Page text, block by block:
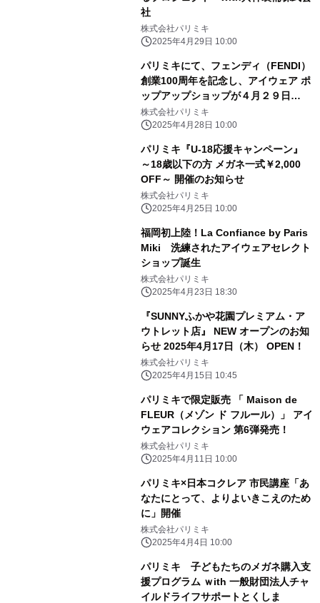
社
株式会社パリミキ
2025年4月29日 10:00
パリミキにて、フェンディ（FENDI）
創業100周年を記念し、アイウェア ポ
ップアップショップが４月２９日
（火）にオープン！
株式会社パリミキ
2025年4月28日 10:00
パリミキ『U-18応援キャンペーン』
～18歳以下の方 メガネ一式￥2,000
OFF～ 開催のお知らせ
株式会社パリミキ
2025年4月25日 10:00
福岡初上陸！La Confiance by Paris
Miki 洗練されたアイウェアセレクト
ショップ誕生
株式会社パリミキ
2025年4月23日 18:30
『SUNNYふかや花園プレミアム・ア
ウトレット店』 NEW オープンのお知
らせ 2025年4月17日（木） OPEN！
株式会社パリミキ
2025年4月15日 10:45
パリミキで限定販売 「 Maison de
FLEUR（メゾン ド フルール）」 アイ
ウェアコレクション 第6弾発売！
株式会社パリミキ
2025年4月11日 10:00
パリミキ×日本コクレア 市民講座「あ
なたにとって、よりよいきこえのため
に」開催
株式会社パリミキ
2025年4月4日 10:00
パリミキ 子どもたちのメガネ購入支
援プログラム ｗith 一般財団法人チャ
イルドライフサポートとくしま